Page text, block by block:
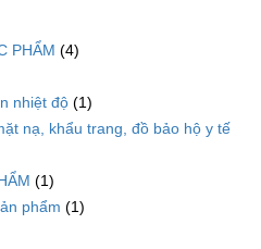
PHẨM (4)
nhiệt độ (1)
nạ, khẩu trang, đồ bảo hộ y tế
(1)
phẩm (1)